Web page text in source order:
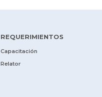
REQUERIMIENTOS
Capacitación
Relator